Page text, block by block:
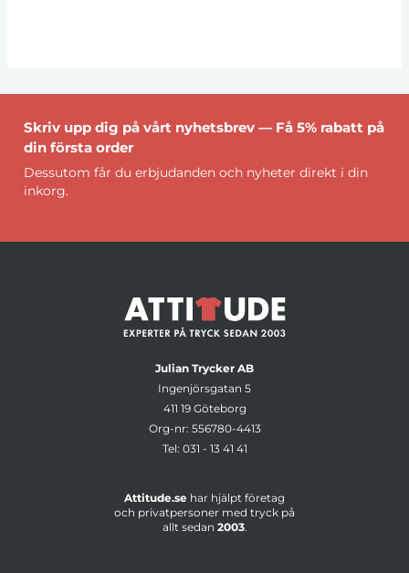
Skriv upp dig på vårt nyhetsbrev — Få 5% rabatt på
din första order
Dessutom får du erbjudanden och nyheter direkt i din
inkorg.
Julian Trycker AB
Ingenjörsgatan 5
411 19 Göteborg
Org-nr: 556780-4413
Tel: 031 - 13 41 41
Attitude.se har hjälpt företag
och privatpersoner med tryck på
allt sedan 2003.